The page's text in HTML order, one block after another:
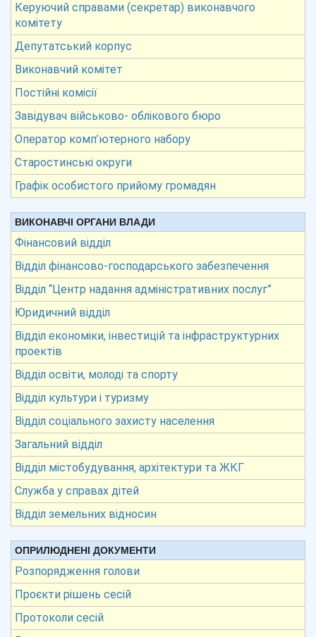
Керуючий справами (секретар) виконавчого
комітету
Депутатський корпус
Виконавчий комітет
Постійні комісії
Завідувач військово- облікового бюро
Оператор комп’ютерного набору
Старостинські округи
Графік особистого прийому громадян
ВИКОНАВЧІ ОРГАНИ ВЛАДИ
Фінансовий відділ
Відділ фінансово-господарського забезпечення
Відділ “Центр надання адміністративних послуг”
Юридичний відділ
Відділ економіки, інвестицій та інфраструктурних
проектів
Відділ освіти, молоді та спорту
Відділ культури і туризму
Відділ соціального захисту населення
Загальний відділ
Відділ містобудування, архітектури та ЖКГ
Служба у справах дітей
Відділ земельних відносин
ОПРИЛЮДНЕНІ ДОКУМЕНТИ
Розпорядження голови
Проєкти рішень сесій
Протоколи сесій